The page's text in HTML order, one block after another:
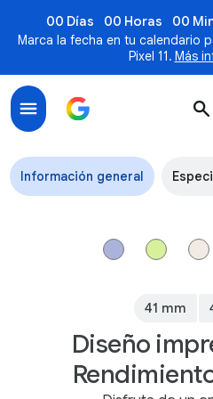
00 Días 00 Horas 00
Marca la fecha en tu calendario
Pixel 11. Más
Google Pixel Watch 4
Información general
Diseño
41 mm